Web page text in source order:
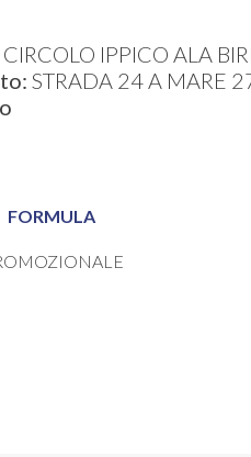
CIRCOLO IPPICO ALA
STRADA 24 A MARE
FORMULA